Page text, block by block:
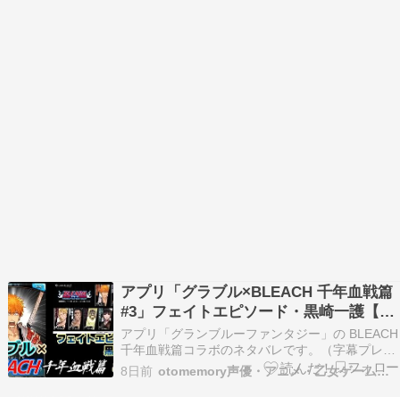
アプリ「グラブル×BLEACH 千年血戦篇
#3」フェイトエピソード・黒崎一護【コ
ラボイベント】（字幕プレイ動画あり）
アプリ「グランブルーファンタジー」の BLEACH
千年血戦篇コラボのネタバレです。（字幕プレイ
動画あり） 続きを読む
8日前 otomemory声優・アニメ・乙女ゲームまとめ